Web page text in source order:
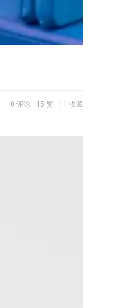
0 评论 15 赞 11 收藏